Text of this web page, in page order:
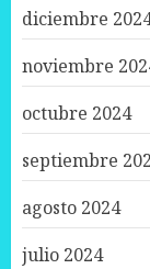
diciembre
noviembre
octubre 2024
septiembre
agosto 2024
julio 2024